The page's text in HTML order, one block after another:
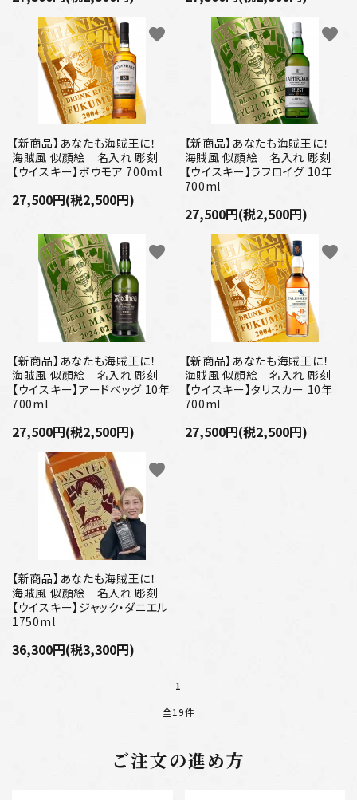
【新商品】あなたも海賊王に！
海賊風 似顔絵 名入れ 彫刻
【ウイスキー】ボウモア 700ml
27,500円(税2,500円)
favorite
【新商品】あなたも海賊王に！
海賊風 似顔絵 名入れ 彫刻
【ウイスキー】ラフロイグ 10年
700ml
27,500円(税2,500円)
favorite
【新商品】あなたも海賊王に！
海賊風 似顔絵 名入れ 彫刻
【ウイスキー】アードベッグ 10年
700ml
27,500円(税2,500円)
favorite
【新商品】あなたも海賊王に！
海賊風 似顔絵 名入れ 彫刻
【ウイスキー】タリスカー 10年
700ml
27,500円(税2,500円)
favorite
【新商品】あなたも海賊王に！
海賊風 似顔絵 名入れ 彫刻
【ウイスキー】ジャック・ダニエル
1750ml
36,300円(税3,300円)
favorite
1
全19件
ご注文の進め方